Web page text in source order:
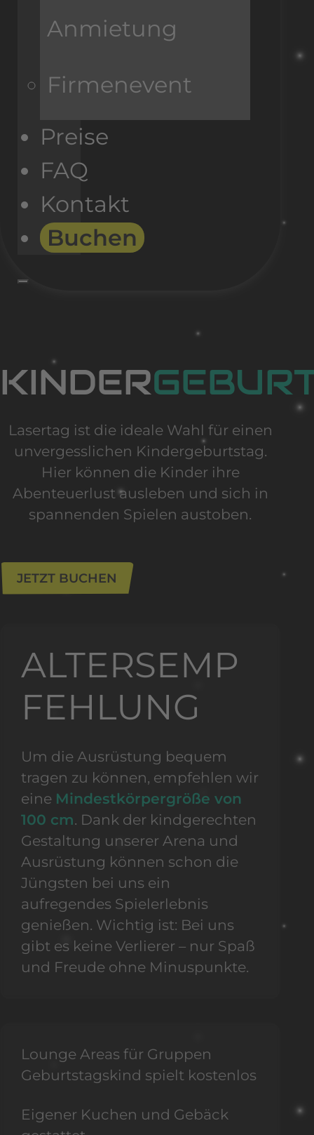
Anmietung
Firmenevent
Preise
FAQ
Kontakt
Buchen
KINDER
Lasertag ist die ideale Wahl für einen
unvergesslichen Kindergeburtstag.
Hier können die Kinder ihre
Abenteuerlust ausleben und sich in
spannenden Spielen austoben.
JETZT BUCHEN
ALTERSEMP
FEHLUNG
Um die Ausrüstung bequem
tragen zu können, empfehlen wir
eine Mindestkörpergröße von
100 cm. Dank der kindgerechten
Gestaltung unserer Arena und
Ausrüstung können schon die
Jüngsten bei uns ein
aufregendes Spielerlebnis
genießen. Wichtig ist: Bei uns
gibt es keine Verlierer – nur Spaß
und Freude ohne Minuspunkte.
Lounge Areas für Gruppen
Geburtstagskind spielt kostenlos
Eigener Kuchen und Gebäck